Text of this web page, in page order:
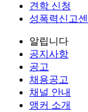
견학 신청
성폭력신고
알립니다
공지사항
공고
채용공고
채널 안내
앵커 소개